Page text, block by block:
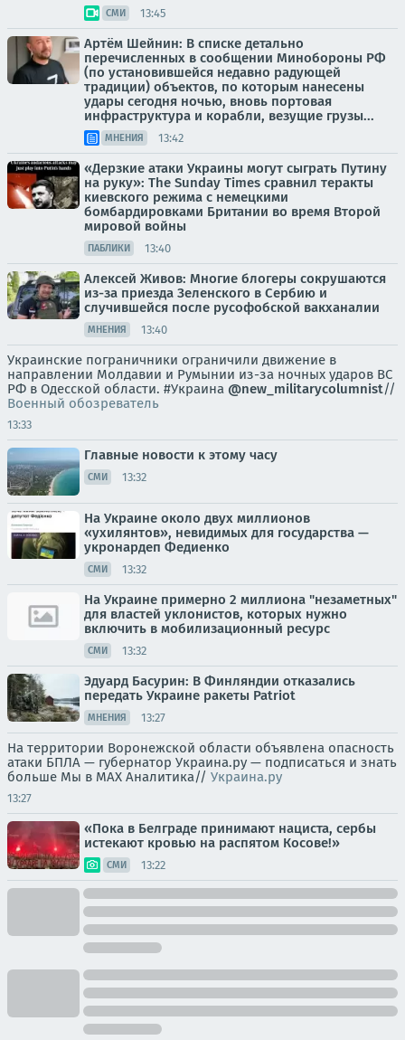
СМИ 13:45
Артём Шейнин: В списке детально
перечисленных в сообщении Минобороны РФ
(по установившейся недавно радующей
традиции) объектов, по которым нанесены
удары сегодня ночью, вновь портовая
инфраструктура и корабли, везущие грузы...
МНЕНИЯ 13:42
«Дерзкие атаки Украины могут сыграть Путину
на руку»: The Sunday Times сравнил теракты
киевского режима с немецкими
бомбардировками Британии во время Второй
мировой войны
ПАБЛИКИ 13:40
Алексей Живов: Многие блогеры сокрушаются
из-за приезда Зеленского в Сербию и
случившейся после русофобской вакханалии
МНЕНИЯ 13:40
Украинские пограничники ограничили движение в
направлении Молдавии и Румынии из-за ночных ударов ВС
РФ в Одесской области. #Украина @new_militarycolumnist//
Военный обозреватель
13:33
Главные новости к этому часу
СМИ 13:32
На Украине около двух миллионов
«ухилянтов», невидимых для государства —
укронардеп Федиенко
СМИ 13:32
На Украине примерно 2 миллиона "незаметных"
для властей уклонистов, которых нужно
включить в мобилизационный ресурс
СМИ 13:32
Эдуард Басурин: В Финляндии отказались
передать Украине ракеты Patriot
МНЕНИЯ 13:27
На территории Воронежской области объявлена опасность
атаки БПЛА — губернатор Украина.ру — подписаться и знать
больше Мы в MAX Аналитика// Украина.ру
13:27
«Пока в Белграде принимают нациста, сербы
истекают кровью на распятом Косове!»
СМИ 13:22